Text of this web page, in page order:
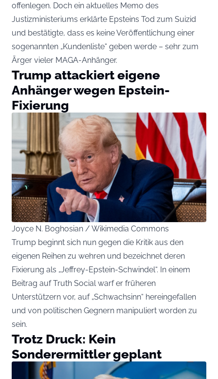
offenlegen. Doch ein aktuelles Memo des
Justizministeriums erklärte Epsteins Tod zum Suizid
und bestätigte, dass es keine Veröffentlichung einer
sogenannten „Kundenliste“ geben werde – sehr zum
Ärger vieler MAGA-Anhänger.
Trump attackiert eigene
Anhänger wegen Epstein-
Fixierung
Joyce N. Boghosian / Wikimedia Commons
Trump beginnt sich nun gegen die Kritik aus den
eigenen Reihen zu wehren und bezeichnet deren
Fixierung als „Jeffrey-Epstein-Schwindel“. In einem
Beitrag auf Truth Social warf er früheren
Unterstützern vor, auf „Schwachsinn“ hereingefallen
und von politischen Gegnern manipuliert worden zu
sein.
Trotz Druck: Kein
Sonderermittler geplant